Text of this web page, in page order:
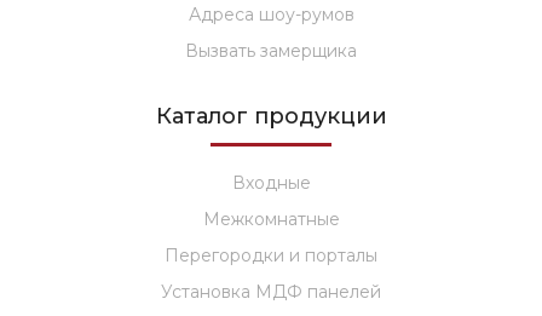
Адреса шоу-румов
Вызвать замерщика
Каталог продукции
Входные
Межкомнатные
Перегородки и порталы
Установка МДФ панелей